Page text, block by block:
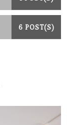
6 POST(S)